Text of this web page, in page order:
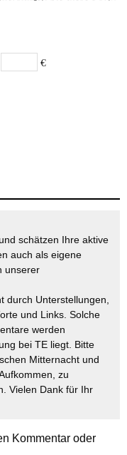
€
schätzen Ihre aktive
auch als eigene
unserer
durch Unterstellungen,
und Links. Solche
werden
bei TE liegt. Bitte
Mitternacht und
zu
Vielen Dank für Ihr
Kommentar oder